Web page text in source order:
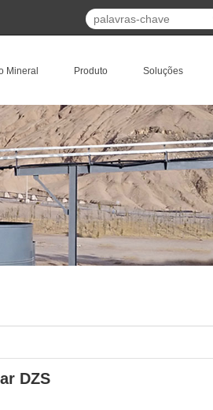
Soluções
Produto
Mineral
DZS